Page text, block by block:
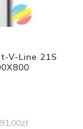
V-Line 21S
zł